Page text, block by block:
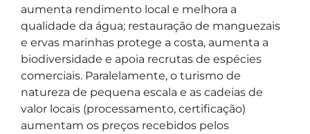
aumenta rendimento local e melhora a
qualidade da água; restauração de manguezais
e ervas marinhas protege a costa, aumenta a
biodiversidade e apoia recrutas de espécies
comerciais. Paralelamente, o turismo de
natureza de pequena escala e as cadeias de
valor locais (processamento, certificação)
aumentam os preços recebidos pelos